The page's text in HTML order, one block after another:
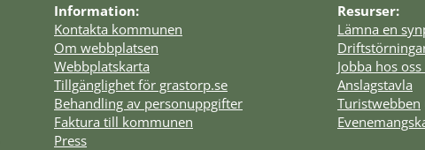
Information:
Kontakta kommunen
Om webbplatsen
Webbplatskarta
Tillgänglighet för grastorp.se
Behandling av personuppgifter
Faktura till kommunen
Press
Resurser:
Lämna en
Jobba hos
Anslagstavla
Turistwebben